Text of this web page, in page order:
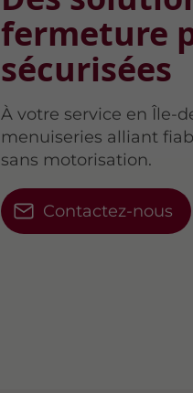
fermeture
sécurisées
À votre service en Île-
menuiseries alliant
sans motorisation.
Contactez-nous